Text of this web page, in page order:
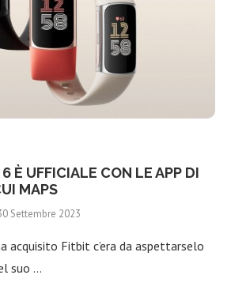
È UFFICIALE CON LE APP DI
MAPS
Settembre 2023
acquisito Fitbit c’era da aspettarselo
suo …